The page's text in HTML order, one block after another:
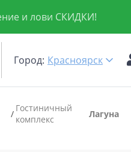
и лови СКИДКИ!
Город: Красноярск
Гостиничный
комплекс
Лагуна